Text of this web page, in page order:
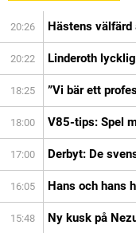
20:26 Hästens välfärd
20:22 Linderoth
18:25 ”Vi bär ett
18:00 V85-tips: Spel
17:00 Derbyt: De
16:05 Hans och hans
15:48 Ny kusk på